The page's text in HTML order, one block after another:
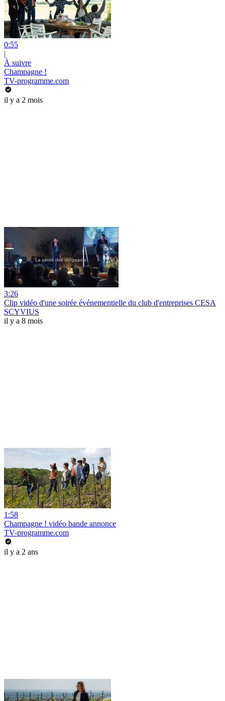
0:55
|
À suivre
Champagne !
TV-programme.com
il y a 2 mois
3:26
Clip vidéo d'une soirée événementielle du club d'entreprises CESA
SCYVIUS
il y a 8 mois
1:58
Champagne ! vidéo bande annonce
TV-programme.com
il y a 2 ans